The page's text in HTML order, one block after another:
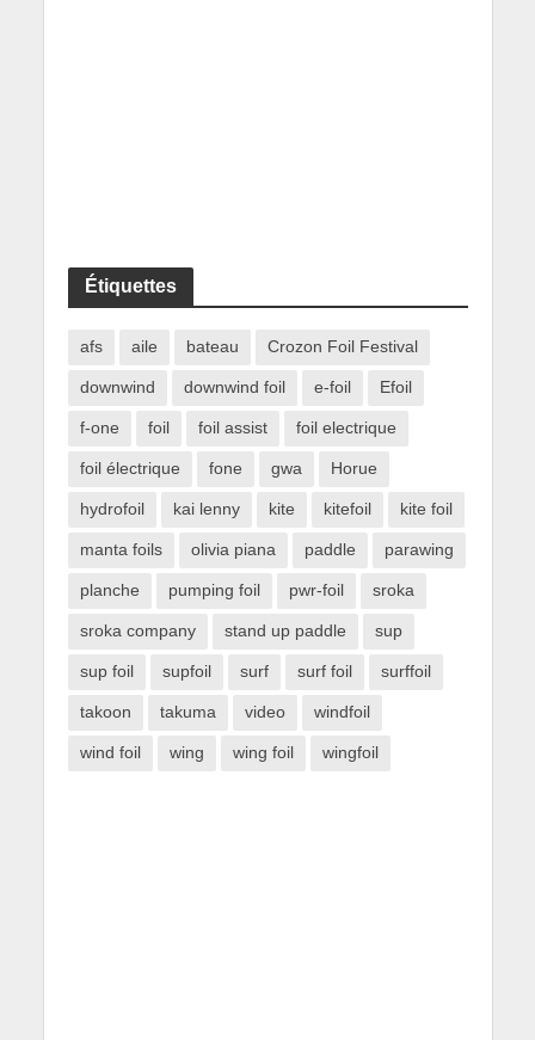
Étiquettes
afs aile bateau Crozon Foil Festival
downwind downwind foil e-foil Efoil
f-one foil foil assist foil electrique
foil électrique fone gwa Horue
hydrofoil kai lenny kite kitefoil kite foil
manta foils olivia piana paddle parawing
planche pumping foil pwr-foil sroka
sroka company stand up paddle sup
sup foil supfoil surf surf foil surffoil
takoon takuma video windfoil
wind foil wing wing foil wingfoil